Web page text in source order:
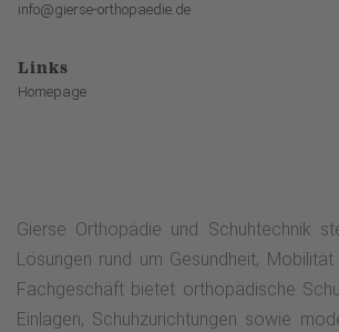
info@gierse-orthopaedie.de
Links
Homepage
Gierse Orthopädie und Schuhtechnik
Lösungen rund um Gesundheit,
Fachgeschäft bietet orthopädische
Einlagen, Schuhzurichtungen sowie